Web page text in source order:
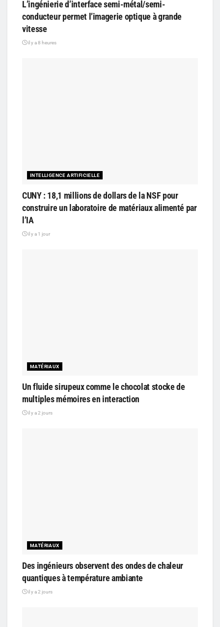
L’ingénierie d’interface semi-métal/semi-
conducteur permet l’imagerie optique à grande
vitesse
il y a 8 heures
INTELLIGENCE ARTIFICIELLE
CUNY : 18,1 millions de dollars de la NSF pour
construire un laboratoire de matériaux alimenté par
l’IA
il y a 1 jour
MATÉRIAUX
Un fluide sirupeux comme le chocolat stocke de
multiples mémoires en interaction
il y a 2 jours
MATÉRIAUX
Des ingénieurs observent des ondes de chaleur
quantiques à température ambiante
il y a 2 jours